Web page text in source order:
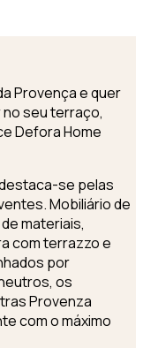
Provença e quer
seu terraço,
Defora Home
se pelas
Mobiliário de
materiais,
com terrazzo e
por
os
Provenza
com o máximo